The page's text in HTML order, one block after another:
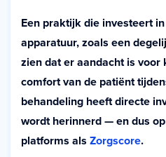
Een praktijk die investeert
apparatuur, zoals een
zien dat er aandacht is
comfort van de patiënt
behandeling heeft directe
wordt herinnerd — en dus
platforms als Zorgscore.